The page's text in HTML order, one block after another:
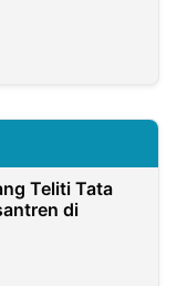
Teliti Tata
di